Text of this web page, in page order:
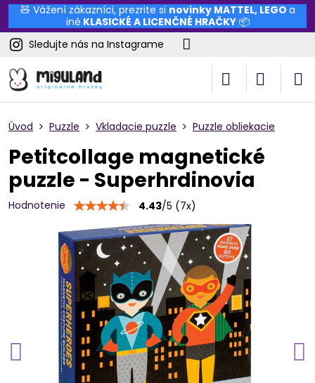
🧸 Vážení zákazníci, prezrite si novinky MATTEL, LEGO a
iné KLASICKÉ A LICENČNÉ HRAČKY📦
Sledujte nás na Instagrame
Úvod Puzzle Vkladacie puzzle Puzzle obliekacie
Petitcollage magnetické
puzzle - Superhrdinovia
Hodnotenie 4.43/5 (7x)